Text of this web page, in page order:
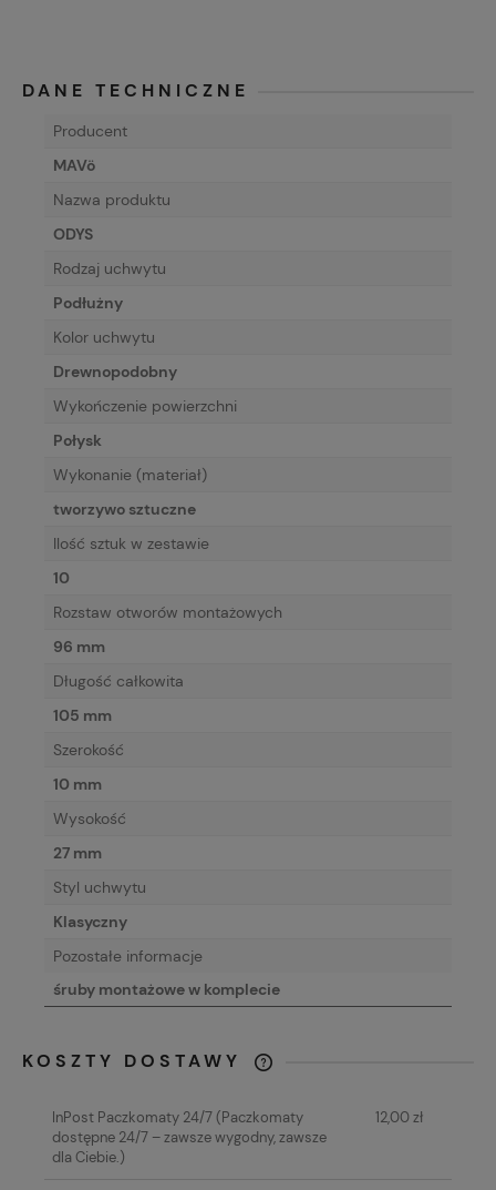
DANE TECHNICZNE
Producent
MAVö
Nazwa produktu
ODYS
Rodzaj uchwytu
Podłużny
Kolor uchwytu
Drewnopodobny
Wykończenie powierzchni
Połysk
Wykonanie (materiał)
tworzywo sztuczne
Ilość sztuk w zestawie
10
Rozstaw otworów montażowych
96 mm
Długość całkowita
105 mm
Szerokość
10 mm
Wysokość
27 mm
Styl uchwytu
Klasyczny
Pozostałe informacje
śruby montażowe w komplecie
KOSZTY DOSTAWY
KOSZTÓW PŁATNOŚCI
InPost Paczkomaty 24/7(Paczkomaty
dostępne 24/7 – zawsze wygodny, zawsze
dla Ciebie.)
12,00 zł